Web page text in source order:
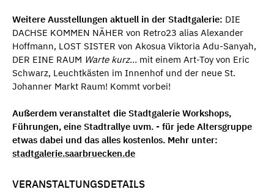
Weitere Ausstellungen aktuell in der Stadtgalerie: DIE
DACHSE KOMMEN NÄHER von Retro23 alias Alexander
Hoffmann, LOST SISTER von Akosua Viktoria Adu-Sanyah,
DER EINE RAUM Warte kurz... mit einem Art-Toy von Eric
Schwarz, Leuchtkästen im Innenhof und der neue St.
Johanner Markt Raum! Kommt vorbei!
Außerdem veranstaltet die Stadtgalerie Workshops,
Führungen, eine Stadtrallye uvm. - für jede Altersgruppe
etwas dabei und das alles kostenlos. Mehr unter:
stadtgalerie.saarbruecken.de
VERANSTALTUNGSDETAILS